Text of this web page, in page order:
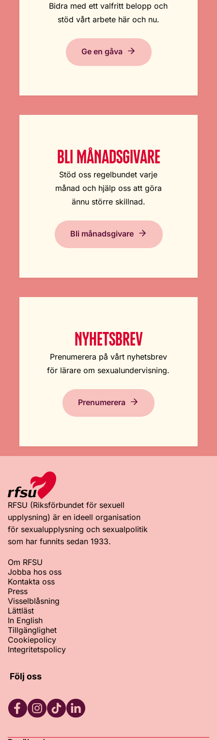
Bidra med ett valfritt belopp och
stöd vårt arbete här och nu.
Ge en gåva
BLI MÅNADSGIVARE
Stöd oss regelbundet varje
månad och hjälp oss att göra
ännu större skillnad.
Bli månadsgivare
NYHETSBREV
Prenumerera på vårt nyhetsbrev
för lärare om sexualundervisning.
Prenumerera
RFSU (Riksförbundet för sexuell
upplysning) är en ideell organisation
för sexualupplysning och sexualpolitik
som har funnits sedan 1933.
Om RFSU
Jobba hos oss
Kontakta oss
Press
Visselblåsning
Lättläst
In English
Tillgänglighet
Cookiepolicy
Integritetspolicy
Följ oss